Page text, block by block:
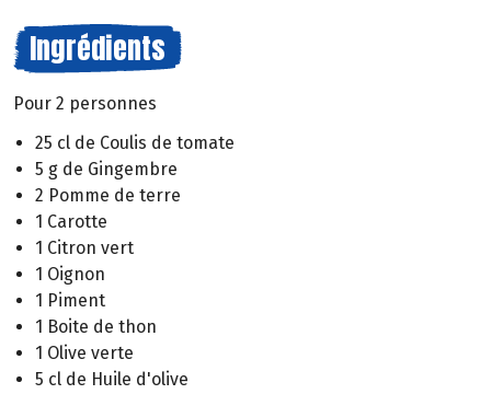
Ingrédients
Pour 2 personnes
25 cl de Coulis de tomate
5 g de Gingembre
2 Pomme de terre
1 Carotte
1 Citron vert
1 Oignon
1 Piment
1 Boite de thon
1 Olive verte
5 cl de Huile d'olive